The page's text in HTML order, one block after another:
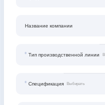
Название компании
Тип производственной линии
Спецификация